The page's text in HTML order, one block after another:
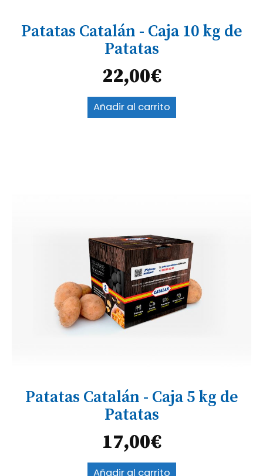
Patatas Catalán - Caja 10 kg de
Patatas
22,00€
Añadir al carrito
Patatas Catalán - Caja 5 kg de
Patatas
17,00€
Añadir al carrito